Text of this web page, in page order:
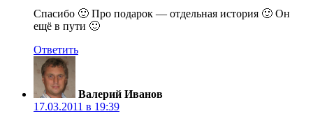
Спасибо 🙂 Про подарок — отдельная история 🙂 Он
ещё в пути 🙂
Ответить
Валерий Иванов
17.03.2011 в 19:39